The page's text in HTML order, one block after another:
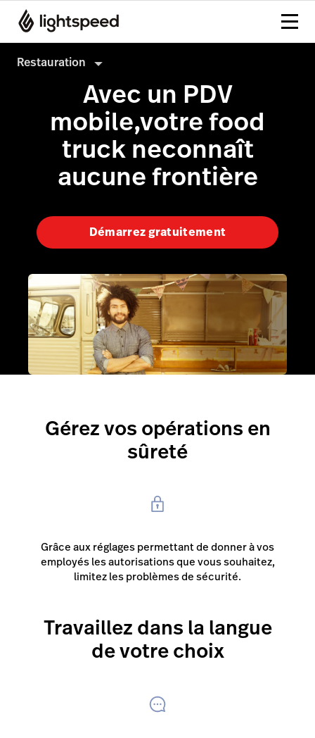
Restauration
Restauration
Produits
Paiements
Analyses avancées
Comptabilité
Écran Affichage cuisine
Écran Affichage client
Cadence
Tâches
Intégrations
Prix
Avec un PDV
mobile,votre food
truck neconnaît
aucune frontière
Démarrez gratuitement
Gérez vos opérations en
sûreté
Grâce aux réglages permettant de donner à vos
employés les autorisations que vous souhaitez,
limitez les problèmes de sécurité.
Travaillez dans la langue
de votre choix